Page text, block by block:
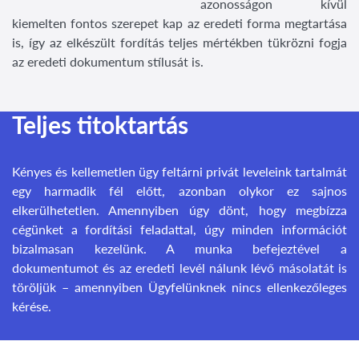
azonosságon kívül
kiemelten fontos szerepet kap az eredeti forma megtartása
is, így az elkészült fordítás teljes mértékben tükrözni fogja
az eredeti dokumentum stílusát is.
Teljes titoktartás
Kényes és kellemetlen ügy feltárni privát leveleink tartalmát
egy harmadik fél előtt, azonban olykor ez sajnos
elkerülhetetlen. Amennyiben úgy dönt, hogy megbízza
cégünket a fordítási feladattal, úgy minden információt
bizalmasan kezelünk. A munka befejeztével a
dokumentumot és az eredeti levél nálunk lévő másolatát is
töröljük – amennyiben Ügyfelünknek nincs ellenkezőleges
kérése.